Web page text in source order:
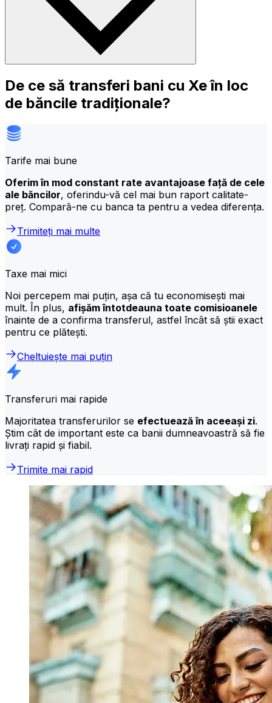
De ce să transferi bani cu Xe în loc
de băncile tradiționale?
Tarife mai bune
Oferim în mod constant rate avantajoase față de cele
ale băncilor, oferindu-vă cel mai bun raport calitate-
preț. Compară-ne cu banca ta pentru a vedea diferența.
Trimiteți mai multe
Taxe mai mici
Noi percepem mai puțin, așa că tu economisești mai
mult. În plus, afișăm întotdeauna toate comisioanele
înainte de a confirma transferul, astfel încât să știi exact
pentru ce plătești.
Cheltuiește mai puțin
Transferuri mai rapide
Majoritatea transferurilor se efectuează în aceeași zi.
Știm cât de important este ca banii dumneavoastră să fie
livrați rapid și fiabil.
Trimite mai rapid